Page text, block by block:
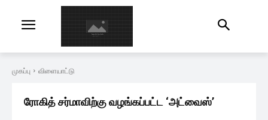
முகப்பு விளையாட்டு
ரோகித் சர்மாவிற்கு வழங்கப்பட்ட ‘அட்வைஸ்’